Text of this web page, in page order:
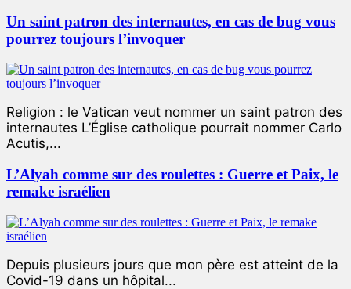
Un saint patron des internautes, en cas de bug vous
pourrez toujours l’invoquer
Religion : le Vatican veut nommer un saint patron des
internautes L’Église catholique pourrait nommer Carlo
Acutis,...
L’Alyah comme sur des roulettes : Guerre et Paix, le
remake israélien
Depuis plusieurs jours que mon père est atteint de la
Covid-19 dans un hôpital...